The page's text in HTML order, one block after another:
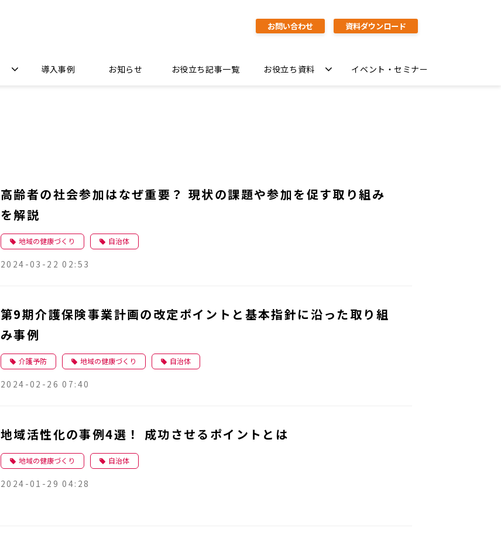
お問い合わせ 資料ダウンロード
導入事例 お知らせ お役立ち記事一覧 お役立ち資料 イベント・セミナー
高齢者の社会参加はなぜ重要？ 現状の課題や参加を促す取り組み
を解説
地域の健康づくり 自治体
2024-03-22 02:53
第9期介護保険事業計画の改定ポイントと基本指針に沿った取り組
み事例
介護予防 地域の健康づくり 自治体
2024-02-26 07:40
地域活性化の事例4選！ 成功させるポイントとは
地域の健康づくり 自治体
2024-01-29 04:28